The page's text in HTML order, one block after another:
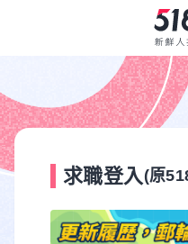
求職登入 (原